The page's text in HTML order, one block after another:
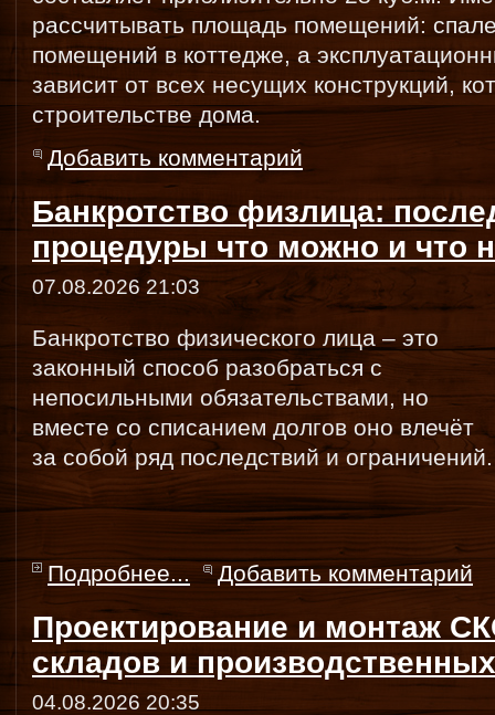
рассчитывать площадь помещений:
помещений в коттедже, а
зависит от всех несущих конструкций,
строительстве дома.
Добавить комментарий
Банкротство физлица:
процедуры что можно и что
07.08.2026 21:03
Банкротство физического лица – это
законный способ разобраться с
непосильными обязательствами, но
вместе со списанием долгов оно влечёт
за собой ряд последствий и ограничений.
Подробнее... Добавить комментарий
Проектирование и монтаж
складов и
04.08.2026 20:35